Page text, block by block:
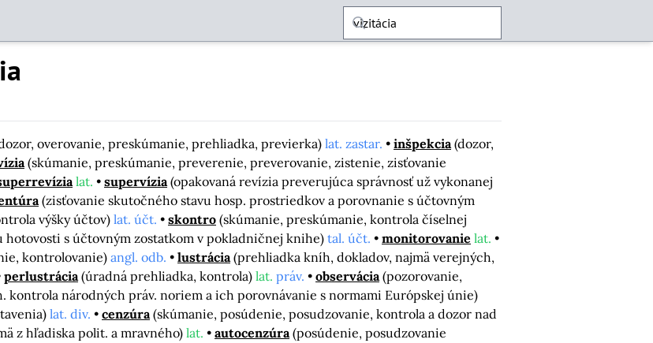
overovanie, preskúmanie, prehliadka, previerka) lat. zastar. inšpekcia (dozor,
(skúmanie, preskúmanie, preverenie, preverovanie, zistenie, zisťovanie
lat. supervízia (opakovaná revízia preverujúca správnosť už vykonanej
(zisťovanie skutočného stavu hosp. prostriedkov a porovnanie s účtovným
výšky účtov) lat. účt. skontro (skúmanie, preskúmanie, kontrola číselnej
s účtovným zostatkom v pokladničnej knihe) tal. účt. monitorovanie lat.
kontrolovanie) angl. odb. lustrácia (prehliadka kníh, dokladov, najmä verejných,
perlustrácia (úradná prehliadka, kontrola) lat. práv. observácia (pozorovanie,
kontrola národných práv. noriem a ich porovnávanie s normami Európskej únie)
lat. div. cenzúra (skúmanie, posúdenie, posudzovanie, kontrola a dozor nad
z hľadiska polit. a mravného) lat. autocenzúra (posúdenie, posudzovanie